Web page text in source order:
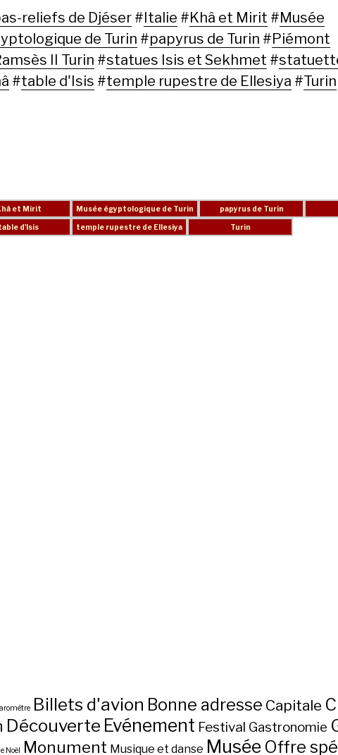
reliefs de Djéser #Italie #Khâ et Mirit #Musée
de Turin #papyrus de Turin #Piémont
II Turin #statues Isis et Sekhmet #
#table d'Isis #temple rupestre de Ellesiya #Turin
Billets d'avion Bonne adresse Capitale
Découverte Evénement Festival Gastronomie
Noël Monument Musique et danse Musée Offre